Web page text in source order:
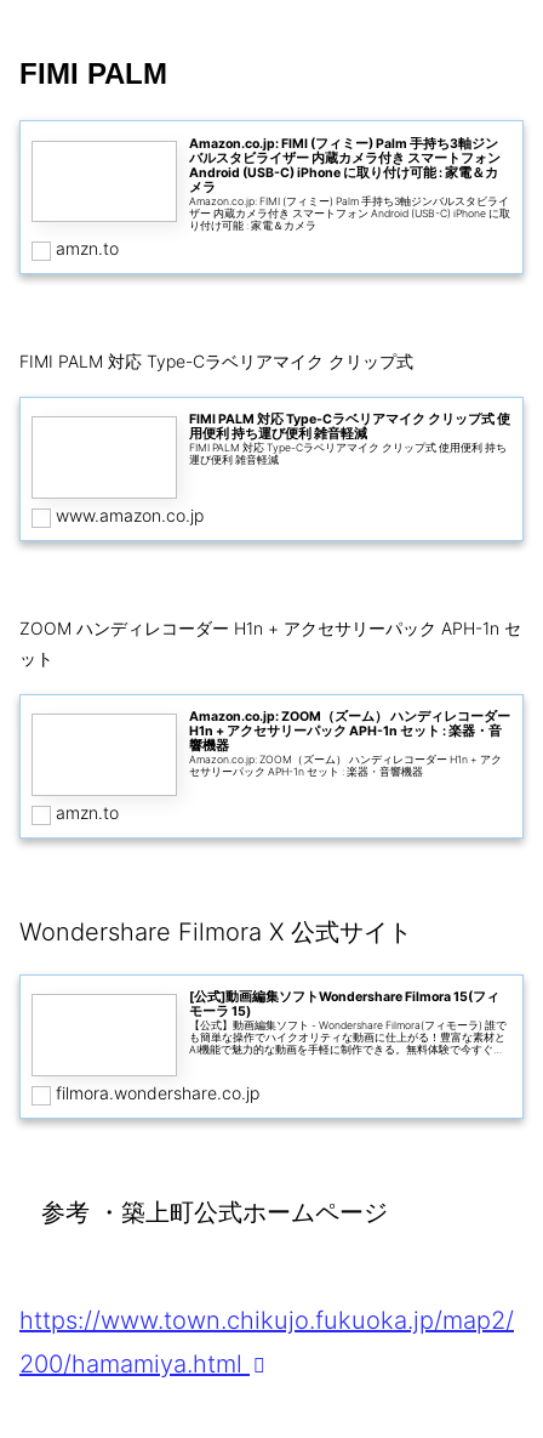
FIMI PALM
Amazon.co.jp: FIMI (フィミー) Palm 手持ち3軸ジン
バルスタビライザー 内蔵カメラ付き スマートフォン
Android (USB-C) iPhone に取り付け可能 : 家電＆カ
メラ
Amazon.co.jp: FIMI (フィミー) Palm 手持ち3軸ジンバルスタビライ
ザー 内蔵カメラ付き スマートフォン Android (USB-C) iPhone に取
り付け可能 : 家電＆カメラ
amzn.to
FIMI PALM 対応 Type-Cラベリアマイク クリップ式
FIMI PALM 対応 Type-Cラベリアマイク クリップ式 使
用便利 持ち運び便利 雑音軽減
FIMI PALM 対応 Type-Cラベリアマイク クリップ式 使用便利 持ち
運び便利 雑音軽減
www.amazon.co.jp
ZOOM ハンディレコーダー H1n + アクセサリーパック APH-1n セ
ット
Amazon.co.jp: ZOOM（ズーム） ハンディレコーダー
H1n + アクセサリーパック APH-1n セット : 楽器・音
響機器
Amazon.co.jp: ZOOM（ズーム） ハンディレコーダー H1n + アク
セサリーパック APH-1n セット : 楽器・音響機器
amzn.to
Wondershare Filmora X 公式サイト
[公式]動画編集ソフトWondershare Filmora 15(フィ
モーラ 15)
【公式】動画編集ソフト - Wondershare Filmora(フィモーラ) 誰で
も簡単な操作でハイクオリティな動画に仕上がる！豊富な素材と
AI機能で魅力的な動画を手軽に制作できる。無料体験で今すぐ始
filmora.wondershare.co.jp
参考 ・築上町公式ホームページ
https://www.town.chikujo.fukuoka.jp/map2/
200/hamamiya.html